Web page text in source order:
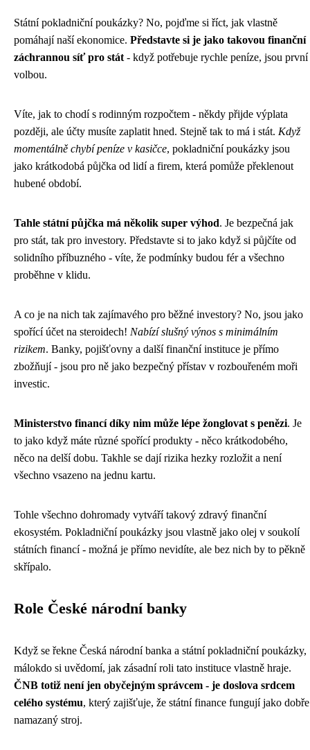
Státní pokladniční poukázky? No, pojďme si říct, jak vlastně
pomáhají naší ekonomice. Představte si je jako takovou finanční
záchrannou síť pro stát - když potřebuje rychle peníze, jsou první
volbou.
Víte, jak to chodí s rodinným rozpočtem - někdy přijde výplata
později, ale účty musíte zaplatit hned. Stejně tak to má i stát. Když
momentálně chybí peníze v kasičce, pokladniční poukázky jsou
jako krátkodobá půjčka od lidí a firem, která pomůže překlenout
hubené období.
Tahle státní půjčka má několik super výhod. Je bezpečná jak
pro stát, tak pro investory. Představte si to jako když si půjčíte od
solidního příbuzného - víte, že podmínky budou fér a všechno
proběhne v klidu.
A co je na nich tak zajímavého pro běžné investory? No, jsou jako
spořící účet na steroidech! Nabízí slušný výnos s minimálním
rizikem. Banky, pojišťovny a další finanční instituce je přímo
zbožňují - jsou pro ně jako bezpečný přístav v rozbouřeném moři
investic.
Ministerstvo financí díky nim může lépe žonglovat s penězi. Je
to jako když máte různé spořící produkty - něco krátkodobého,
něco na delší dobu. Takhle se dají rizika hezky rozložit a není
všechno vsazeno na jednu kartu.
Tohle všechno dohromady vytváří takový zdravý finanční
ekosystém. Pokladniční poukázky jsou vlastně jako olej v soukolí
státních financí - možná je přímo nevidíte, ale bez nich by to pěkně
skřípalo.
Role České národní banky
Když se řekne Česká národní banka a státní pokladniční poukázky,
málokdo si uvědomí, jak zásadní roli tato instituce vlastně hraje.
ČNB totiž není jen obyčejným správcem - je doslova srdcem
celého systému, který zajišťuje, že státní finance fungují jako dobře
namazaný stroj.